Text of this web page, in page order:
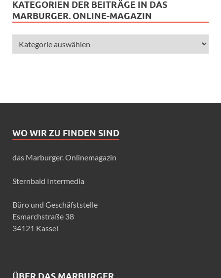
KATEGORIEN DER BEITRÄGE IN DAS
MARBURGER. ONLINE-MAGAZIN
WO WIR ZU FINDEN SIND
das Marburger. Onlinemagazin
Sternbald Intermedia
Büro und Geschäfststelle
Esmarchstraße 38
34121 Kassel